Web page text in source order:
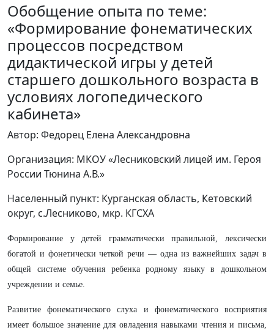
Обобщение опыта по теме:
«Формирование фонематических
процессов посредством
дидактической игры у детей
старшего дошкольного возраста в
условиях логопедического
кабинета»
Автор: Федорец Елена Александровна
Организация: МКОУ «Лесниковский лицей им. Героя
России Тюнина А.В.»
Населенный пункт: Курганская область, Кетовский
округ, с.Лесниково, мкр. КГСХА
Формирование у детей грамматически правильной, лексически
богатой и фонетически четкой речи — одна из важнейших задач в
общей системе обучения ребенка родному языку в дошкольном
учреждении и семье.
Развитие фонематического слуха и фонематического восприятия
имеет большое значение для овладения навыками чтения и письма,